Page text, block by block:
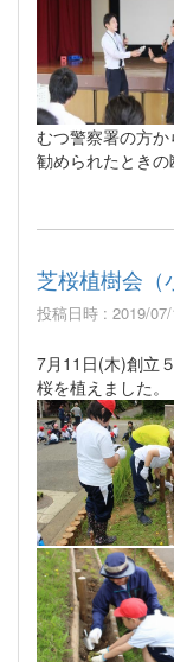
むつ警察署の方
勧められたときの
芝桜植樹会（
投稿日時 : 2019/07/
7月11日(木)創立
桜を植えました。